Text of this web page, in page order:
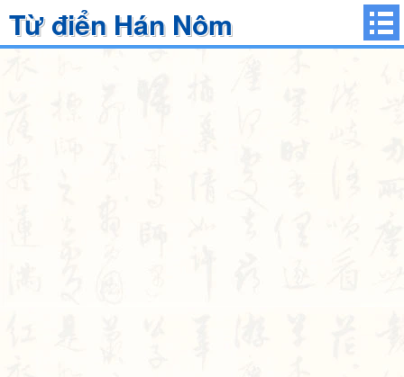
Từ điển Hán Nôm